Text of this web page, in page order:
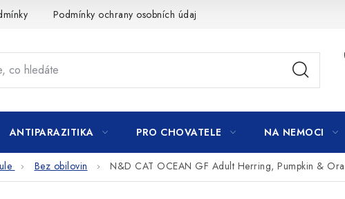
Podmínky ochrany osobních údajů
ANTIPARAZITIKA PRO CHOVATELE NA NEMOCI
Bez obilovin N&D CAT OCEAN GF Adult Herring, Pumpkin &